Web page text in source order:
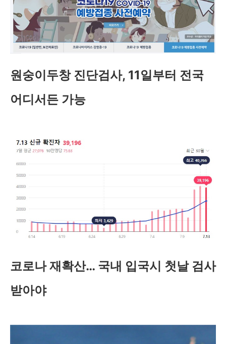
원숭이두창 진단검사, 11일부터 전국
어디서든 가능
코로나 재확산… 국내 입국시 첫날 검사
받아야